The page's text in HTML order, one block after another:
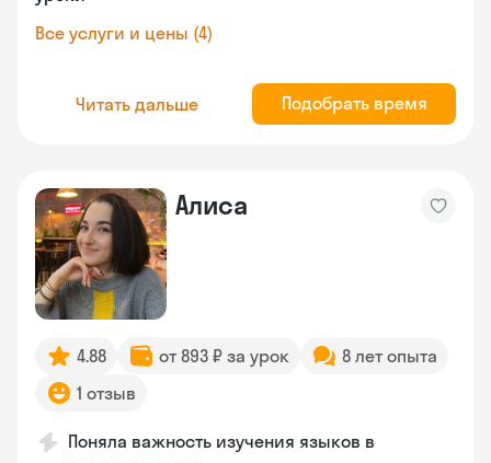
Все услуги и цены (4)
Читать дальше Подобрать время
Алиса
4.88 от 893 ₽ за урок
8 лет опыта
1 отзыв
Поняла важность изучения языков в